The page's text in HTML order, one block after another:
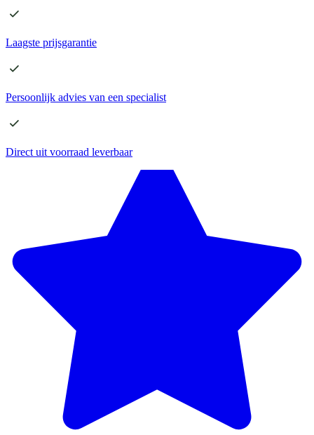
Laagste prijsgarantie
Persoonlijk advies van een specialist
Direct uit voorraad leverbaar